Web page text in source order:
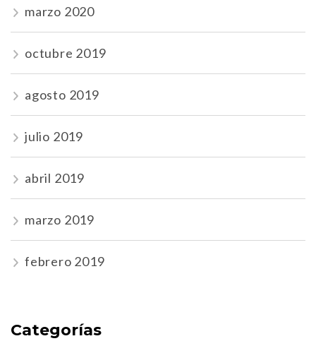
marzo 2020
octubre 2019
agosto 2019
julio 2019
abril 2019
marzo 2019
febrero 2019
Categorías